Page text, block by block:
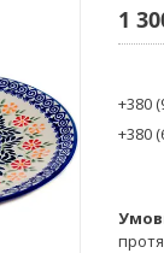
1
+380
+380